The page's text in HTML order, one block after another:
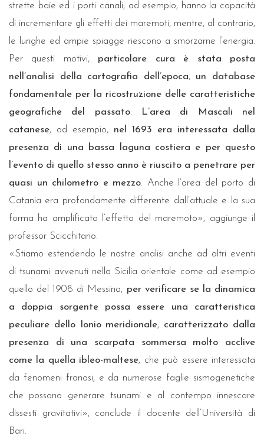
strette baie ed i porti canali, ad esempio, hanno la capacità
di incrementare gli effetti dei maremoti, mentre, al contrario,
le lunghe ed ampie spiagge riescono a smorzarne l’energia.
Per questi motivi, particolare cura è stata posta
nell’analisi della cartografia dell’epoca, un database
fondamentale per la ricostruzione delle caratteristiche
geografiche del passato.
L’area di Mascali nel
catanese, ad esempio, nel 1693 era interessata dalla
presenza di una bassa laguna costiera e per questo
l’evento di quello stesso anno è riuscito a penetrare per
quasi un chilometro e mezzo. Anche l’area del porto di
Catania era profondamente differente dall’attuale e la sua
forma ha amplificato l’effetto del maremoto», aggiunge il
professor Scicchitano.
«Stiamo estendendo le nostre analisi anche ad altri eventi
di tsunami avvenuti nella Sicilia orientale come ad esempio
quello del 1908 di Messina, per verificare se la dinamica
a doppia sorgente possa essere una caratteristica
peculiare dello Ionio meridionale, caratterizzato dalla
presenza di una scarpata sommersa molto acclive
come la quella ibleo-maltese, che può essere interessata
da fenomeni franosi, e da numerose faglie sismogenetiche
che possono generare tsunami e al contempo innescare
dissesti gravitativi», conclude il docente dell’Università di
Bari.